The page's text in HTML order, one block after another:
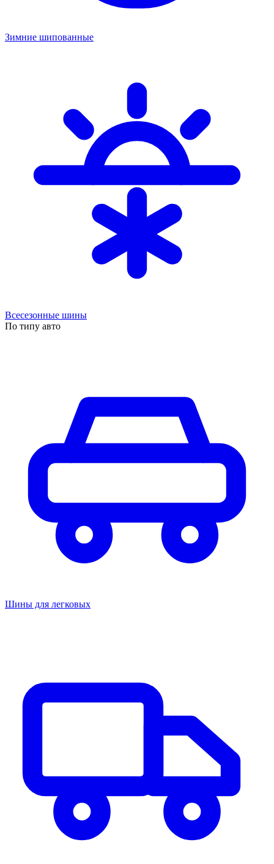
Зимние шипованные
Всесезонные шины
По типу авто
Шины для легковых